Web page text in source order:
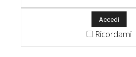
Ricordami